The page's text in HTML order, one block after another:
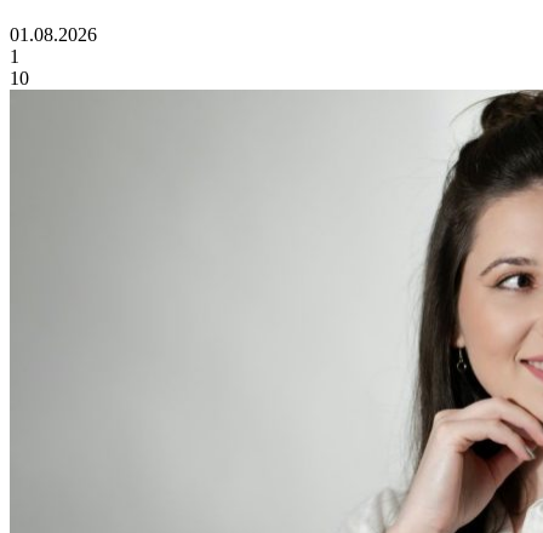
01.08.2026
1
10